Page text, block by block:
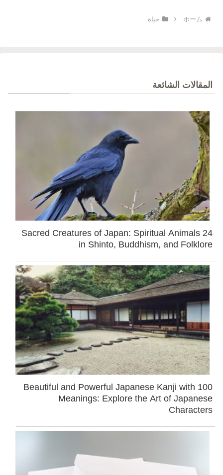
ホーム حياة
المقالات الشائعة
24 Sacred Creatures of Japan: Spiritual Animals
in Shinto, Buddhism, and Folklore
100 Beautiful and Powerful Japanese Kanji with
Meanings: Explore the Art of Japanese
Characters